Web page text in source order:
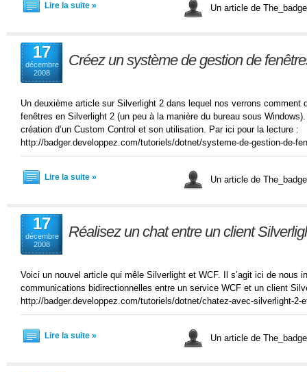
Lire la suite » Un article de
17
décembre
2008
Créez un système de gestion de
Un deuxième article sur Silverlight 2 dans lequel nos verrons comment
fenêtres en Silverlight 2 (un peu à la manière du bureau sous
création d’un Custom Control et son utilisation. Par ici pour la lecture :
http://badger.developpez.com/tutoriels/dotnet/systeme-de-gestion-de-
Lire la suite » Un article de
17
décembre
2008
Réalisez un chat entre un client
Voici un nouvel article qui mêle Silverlight et WCF. Il s’agit ici de nous
communications bidirectionnelles entre un service WCF et un client
http://badger.developpez.com/tutoriels/dotnet/chatez-avec-silverlight-2-
Lire la suite » Un article de